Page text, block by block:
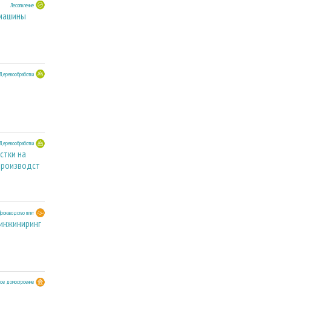
Лесопиление
Деревообработка
Деревообработка
на
плит
домостроение